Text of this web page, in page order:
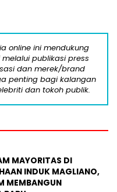
online ini mendukung
publikasi press
dan merek/brand
penting bagi kalangan
dan tokoh publik.
MAYORITAS DI
INDUK MAGLIANO,
MEMBANGUN